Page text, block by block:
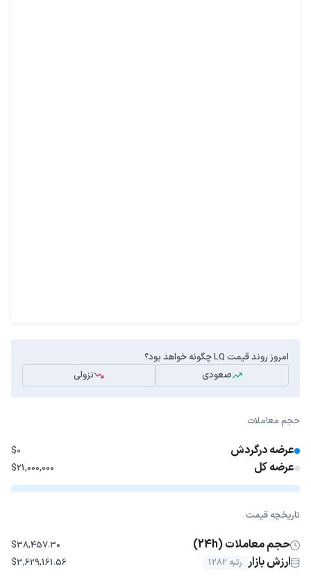
امروز روند قیمت LQ چگونه خواهد بود؟
صعودی
نزولی
حجم معاملات
عرضه درگردش $0
عرضه کل $21,000,000
تاریخچه قیمت
حجم معاملات (24h) $38,457.30
ارزش بازار رتبه 1282 $3,629,161.56